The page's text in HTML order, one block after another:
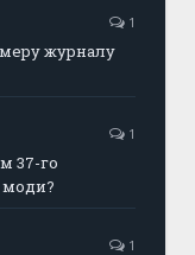
1
журналу
1
37-го
моди?
1